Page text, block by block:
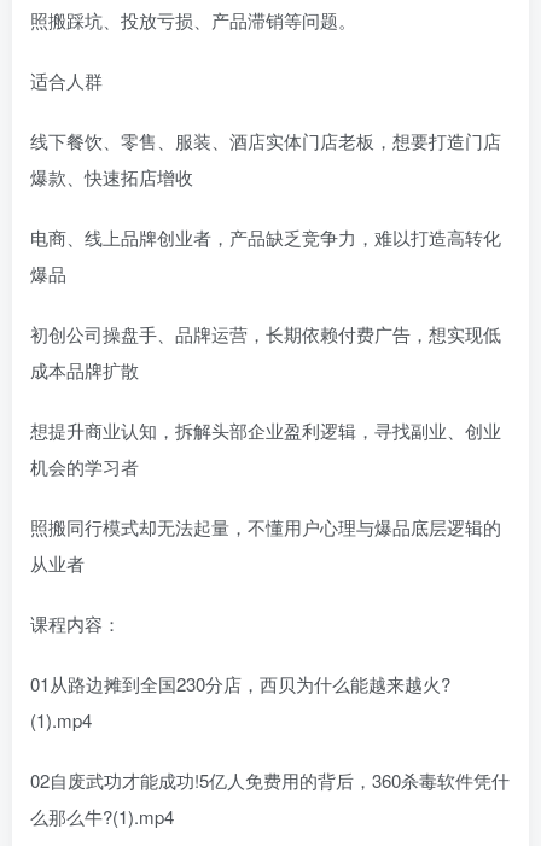
照搬踩坑、投放亏损、产品滞销等问题。
适合人群
线下餐饮、零售、服装、酒店实体门店老板，想要打造门店
爆款、快速拓店增收
电商、线上品牌创业者，产品缺乏竞争力，难以打造高转化
爆品
初创公司操盘手、品牌运营，长期依赖付费广告，想实现低
成本品牌扩散
想提升商业认知，拆解头部企业盈利逻辑，寻找副业、创业
机会的学习者
照搬同行模式却无法起量，不懂用户心理与爆品底层逻辑的
从业者
课程内容：
01从路边摊到全国230分店，西贝为什么能越来越火?
(1).mp4
02自废武功才能成功!5亿人免费用的背后，360杀毒软件凭什
么那么牛?(1).mp4